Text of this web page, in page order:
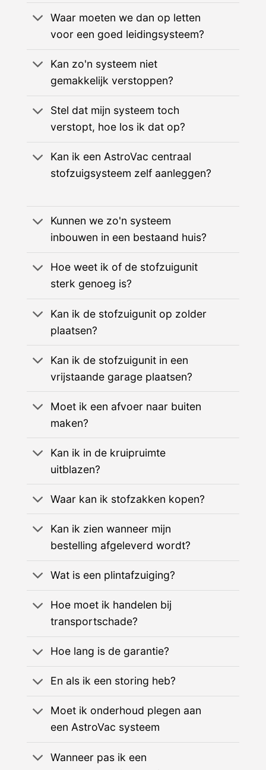
Waar moeten we dan op letten
voor een goed leidingsysteem?
Kan zo'n systeem niet
gemakkelijk verstoppen?
Stel dat mijn systeem toch
verstopt, hoe los ik dat op?
Kan ik een AstroVac centraal
stofzuigsysteem zelf aanleggen?
Kunnen we zo'n systeem
inbouwen in een bestaand huis?
Hoe weet ik of de stofzuigunit
sterk genoeg is?
Kan ik de stofzuigunit op zolder
plaatsen?
Kan ik de stofzuigunit in een
vrijstaande garage plaatsen?
Moet ik een afvoer naar buiten
maken?
Kan ik in de kruipruimte
uitblazen?
Waar kan ik stofzakken kopen?
Kan ik zien wanneer mijn
bestelling afgeleverd wordt?
Wat is een plintafzuiging?
Hoe moet ik handelen bij
transportschade?
Hoe lang is de garantie?
En als ik een storing heb?
Moet ik onderhoud plegen aan
een AstroVac systeem
Wanneer pas ik een